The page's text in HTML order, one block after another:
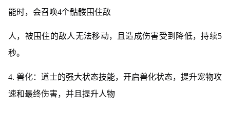
能时，会召唤4个骷髅围住敌
人，被围住的敌人无法移动，且造成伤害受到降低，持续5
秒。
4. 兽化：道士的强大状态技能，开启兽化状态，提升宠物攻
速和最终伤害，并且提升人物